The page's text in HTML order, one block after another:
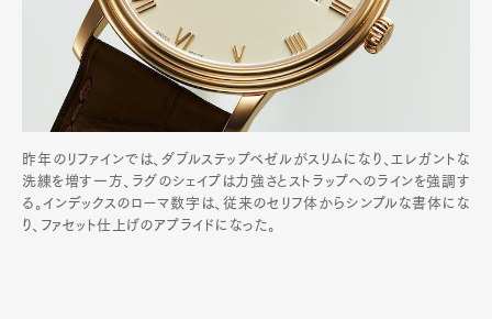
昨年のリファインでは、ダブルステップベゼルがスリムになり、エレガントな
洗練を増す一方、ラグのシェイプは力強さとストラップへのラインを強調す
る。インデックスのローマ数字は、従来のセリフ体からシンプルな書体にな
り、ファセット仕上げのアプライドになった。